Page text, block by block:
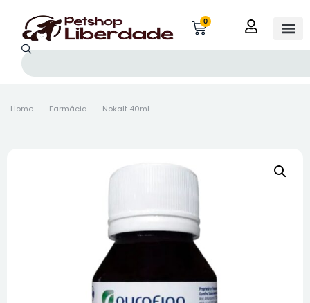
0
Home Farmácia Nokalt 40mL